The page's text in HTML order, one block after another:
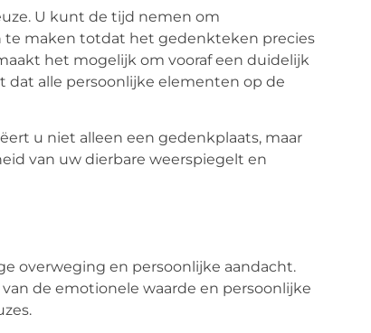
U kunt de tijd nemen om
te maken totdat het gedenkteken precies
het mogelijk om vooraf een duidelijk
dat alle persoonlijke elementen op de
u niet alleen een gedenkplaats, maar
van uw dierbare weerspiegelt en
overweging en persoonlijke aandacht.
de emotionele waarde en persoonlijke